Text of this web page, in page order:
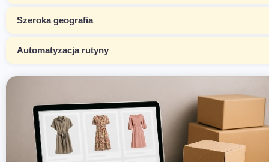
Szeroka geografia
Automatyzacja rutyny